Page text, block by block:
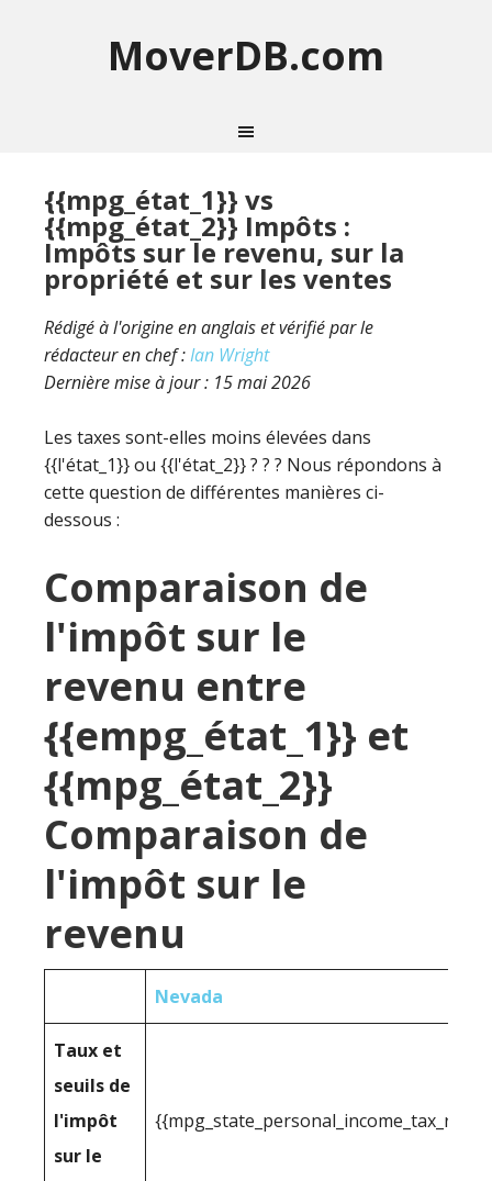
MoverDB.com
{{mpg_état_1}} vs
{{mpg_état_2}} Impôts :
Impôts sur le revenu, sur la
propriété et sur les ventes
Rédigé à l'origine en anglais et vérifié par le
rédacteur en chef :Ian Wright
Dernière mise à jour : 15 mai 2026
Les taxes sont-elles moins élevées dans
{{l'état_1}} ou {{l'état_2}} ? ? ? Nous répondons à
cette question de différentes manières ci-
dessous :
Comparaison de
l'impôt sur le
revenu entre
{{empg_état_1}} et
{{mpg_état_2}}
Comparaison de
l'impôt sur le
revenu
Nevada
Taux et
seuils de
l'impôt
sur le